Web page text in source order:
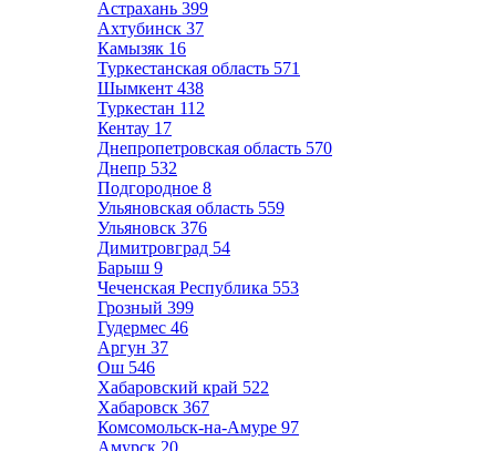
Астрахань 399
Ахтубинск 37
Камызяк 16
Туркестанская область 571
Шымкент 438
Туркестан 112
Кентау 17
Днепропетровская область 570
Днепр 532
Подгородное 8
Ульяновская область 559
Ульяновск 376
Димитровград 54
Барыш 9
Чеченская Республика 553
Грозный 399
Гудермес 46
Аргун 37
Ош 546
Хабаровский край 522
Хабаровск 367
Комсомольск-на-Амуре 97
Амурск 20